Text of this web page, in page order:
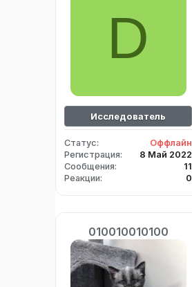
D
Исследователь
Статус
Оффлайн
Регистрация
8 Май 2022
Сообщения
11
Реакции
0
010010010100